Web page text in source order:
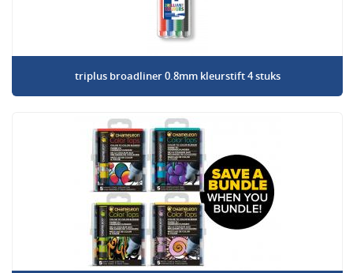
triplus broadliner 0.8mm kleurstift 4 stuks